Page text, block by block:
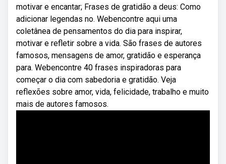
motivar e encantar; Frases de gratidão a deus: Como
adicionar legendas no. Webencontre aqui uma
coletânea de pensamentos do dia para inspirar,
motivar e refletir sobre a vida. São frases de autores
famosos, mensagens de amor, gratidão e esperança
para. Webencontre 40 frases inspiradoras para
começar o dia com sabedoria e gratidão. Veja
reflexões sobre amor, vida, felicidade, trabalho e muito
mais de autores famosos.